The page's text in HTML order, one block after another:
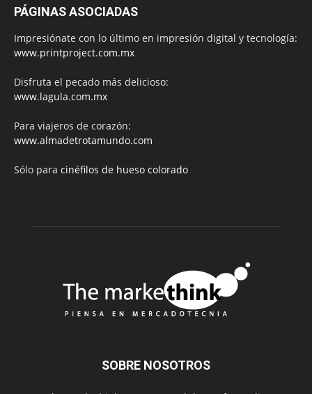
PÁGINAS ASOCIADAS
Impresiónate con lo último en impresión digital y tecnología:
www.printproject.com.mx
Disfruta el pecado más delicioso:
www.lagula.com.mx
Para viajeros de corazón:
www.almadetrotamundo.com
Sólo para cinéfilos de hueso colorado
SOBRE NOSOTROS